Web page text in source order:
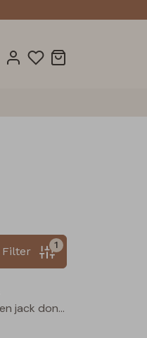
1
Filter
Yelma kids meisjes buiten jack donker bruin